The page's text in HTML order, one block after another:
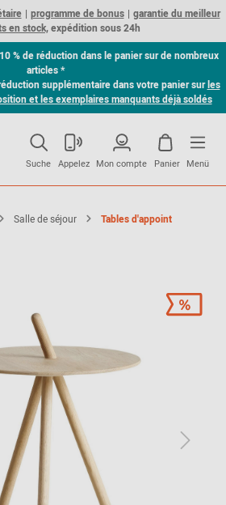
programme de bonus
garantie du meilleur
en stock,expédition sous 24h
% de réduction dans le panier sur de nombreux
articles *
supplémentaire dans votre panier surles
et les exemplaires manquants déjà soldés
Suche Appelez Mon compte Panier Menü
Salle de séjour Tables d'appoint